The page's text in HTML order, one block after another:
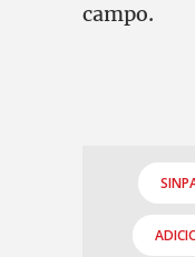
campo.